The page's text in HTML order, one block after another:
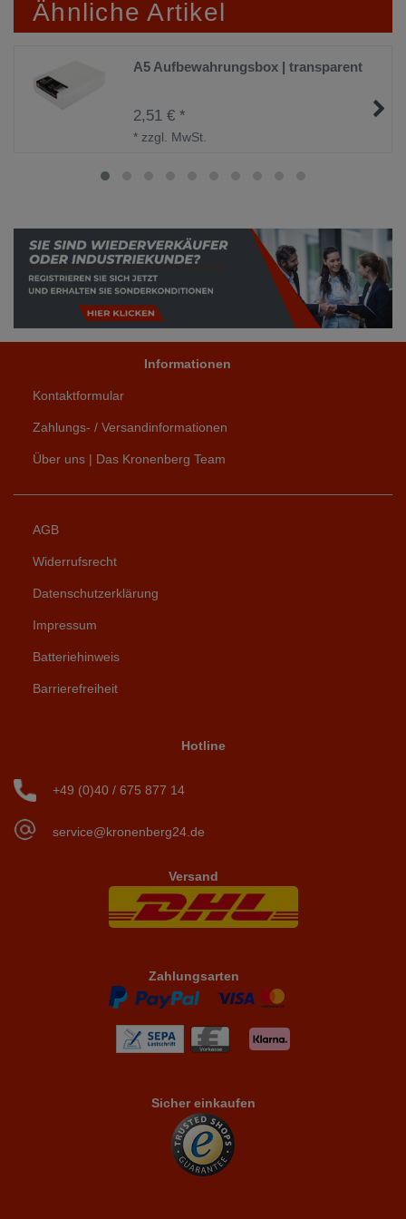
Ähnliche Artikel
A5 Aufbewahrungsbox | transparent
2,51 € *
* zzgl. MwSt.
Informationen
Kontaktformular
Zahlungs- / Versandinformationen
Über uns | Das Kronenberg Team
AGB
Widerrufsrecht
Datenschutzerklärung
Impressum
Batteriehinweis
Barrierefreiheit
Hotline
+49 (0)40 / 675 877 14
service@kronenberg24.de
Versand
Zahlungsarten
Sicher einkaufen